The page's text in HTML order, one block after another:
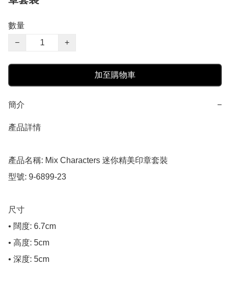
數量
−
+
加至購物車
簡介 −
產品詳情
產品名稱: Mix Characters 迷你精美印章套裝
型號: 9-6899-23
尺寸
• 闊度: 6.7cm
• 高度: 5cm
• 深度: 5cm